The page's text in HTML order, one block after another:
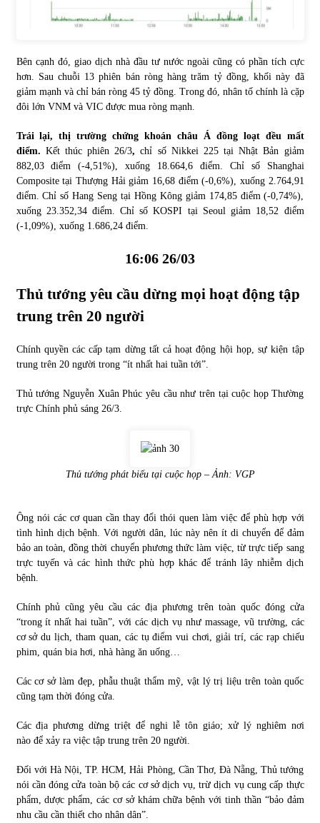
Bên cạnh đó, giao dịch nhà đầu tư nước ngoài cũng có phần tích cực
hơn. Sau chuỗi 13 phiên bán ròng hàng trăm tỷ đồng, khối này đã
giảm mạnh và chỉ bán ròng 45 tỷ đồng. Trong đó, nhân tố chính là cặp
đôi lớn VNM và VIC được mua ròng mạnh.
Trái lại, thị trường chứng khoán châu Á đồng loạt đều mất
điểm. Kết thúc phiên 26/3,chỉ số Nikkei 225 tại Nhật Bản giảm
882,03 điểm (-4,51%), xuống 18.664,6 điểm. Chỉ số Shanghai
Composite tại Thượng Hải giảm 16,68 điểm (-0,6%), xuống 2.764,91
điểm. Chỉ số Hang Seng tại Hồng Kông giảm 174,85 điểm (-0,74%),
xuống 23.352,34 điểm. Chỉ số KOSPI tại Seoul giảm 18,52 điểm
(-1,09%), xuống 1.686,24 điểm.
16:06 26/03
Thủ tướng yêu cầu dừng mọi hoạt động tập
trung trên 20 người
Chính quyền các cấp tạm dừng tất cả hoạt động hội họp, sự kiện tập
trung trên 20 người trong “ít nhất hai tuần tới”.
Thủ tướng Nguyễn Xuân Phúc yêu cầu như trên tại cuộc họp Thường
trực Chính phủ sáng 26/3.
Thủ tướng phát biểu tại cuộc họp – Ảnh: VGP
Ông nói các cơ quan cần thay đổi thói quen làm việc để phù hợp với
tình hình dịch bệnh. Với người dân, lúc này nên ít di chuyển để đảm
bảo an toàn, đồng thời chuyển phương thức làm việc, từ trực tiếp sang
trực tuyến và các hình thức phù hợp khác để tránh lây nhiễm dịch
bệnh.
Chính phủ cũng yêu cầu các địa phương trên toàn quốc đóng cửa
“trong ít nhất hai tuần”, với các dịch vụ như massage, vũ trường, các
cơ sở du lịch, tham quan, các tụ điểm vui chơi, giải trí, các rạp chiếu
phim, quán bia hơi, nhà hàng ăn uống…
Các cơ sở làm đẹp, phẫu thuật thẩm mỹ, vật lý trị liệu trên toàn quốc
cũng tạm thời đóng cửa.
Các địa phương dừng triệt để nghi lễ tôn giáo; xử lý nghiêm nơi
nào để xảy ra việc tập trung trên 20 người.
Đối với Hà Nội, TP. HCM, Hải Phòng, Cần Thơ, Đà Nẵng, Thủ tướng
nói cần đóng cửa toàn bộ các cơ sở dịch vụ, trừ dịch vụ cung cấp thực
phẩm, dược phẩm, các cơ sở khám chữa bệnh với tinh thần “bảo đảm
nhu cầu cần thiết cho nhân dân”.